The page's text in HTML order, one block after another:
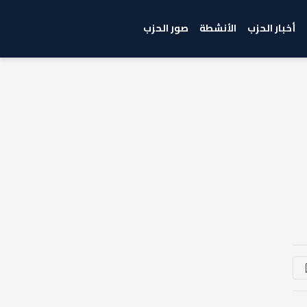
أخبار الحزب الأنشطة صور الحزب